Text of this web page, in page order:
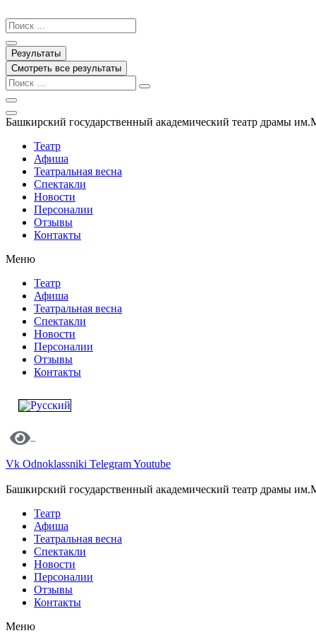
к
содержимому
Search
...
Результаты
Смотреть все результаты
Башкирский государственный академический театр драмы
Театр
Афиша
Театральная весна
Спектакли
Новости
Персоналии
Отзывы
Контакты
Меню
Театр
Афиша
Театральная весна
Спектакли
Новости
Персоналии
Отзывы
Контакты
Vk Odnoklassniki TelegramYoutube
Башкирский государственный академический театр драмы
Театр
Афиша
Театральная весна
Спектакли
Новости
Персоналии
Отзывы
Контакты
Меню